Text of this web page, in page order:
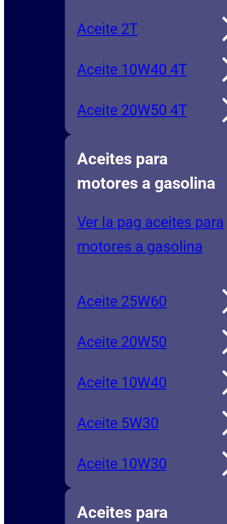
Aceite 2T
Aceite 10W40 4T
Aceite 20W50 4T
Aceites para
motores a gasolina
Ver la pag aceites para
motores a gasolina
Aceite 25W60
Aceite 20W50
Aceite 10W40
Aceite 5W30
Aceite 10W30
Aceites para